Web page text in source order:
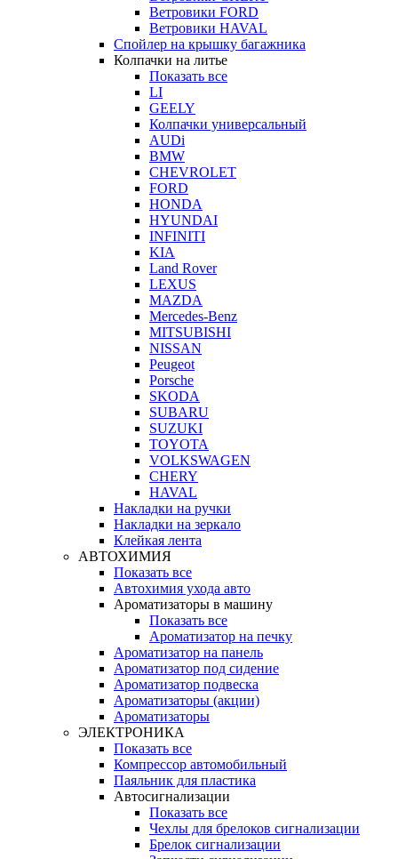
Ветровики FORD
Ветровики HAVAL
Спойлер на крышку багажника
Колпачки на литье
Показать все
LI
GEELY
Колпачки универсальный
AUDi
BMW
CHEVROLET
FORD
HONDA
HYUNDAI
INFINITI
KIA
Land Rover
LEXUS
MAZDA
Mercedes-Benz
MITSUBISHI
NISSAN
Peugeot
Porsche
SKODA
SUBARU
SUZUKI
TOYOTA
VOLKSWAGEN
CHERY
HAVAL
Накладки на ручки
Накладки на зеркало
Клейкая лента
АВТОХИМИЯ
Показать все
Автохимия ухода авто
Ароматизаторы в машину
Показать все
Ароматизатор на печку
Ароматизатор на панель
Ароматизатор под сидение
Ароматизатор подвеска
Ароматизаторы (акции)
Ароматизаторы
ЭЛЕКТРОНИКА
Показать все
Компрессор автомобильный
Паяльник для пластика
Автосигнализации
Показать все
Чехлы для брелоков сигнализации
Брелок сигнализации